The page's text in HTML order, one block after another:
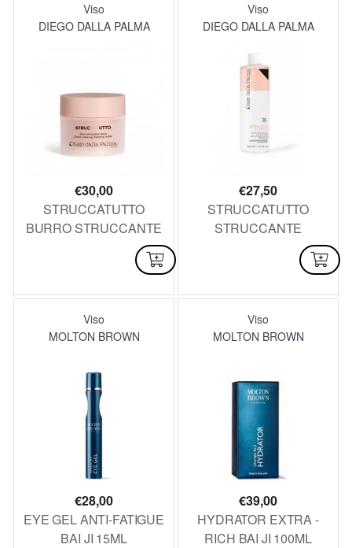
Viso
DIEGO DALLA PALMA
€30,00
STRUCCATUTTO
BURRO STRUCCANTE
Viso
DIEGO DALLA PALMA
€27,50
STRUCCATUTTO
STRUCCANTE
DELICATO ISTANTANEO
VISO-OCCHI_LABBRA
Viso
MOLTON BROWN
€28,00
EYE GEL ANTI-FATIGUE
BAI JI 15ML
Viso
MOLTON BROWN
€39,00
HYDRATOR EXTRA -
RICH BAI JI 100ML